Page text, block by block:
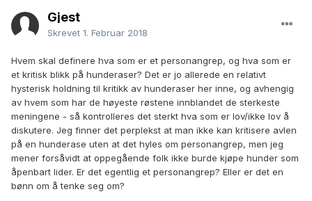
Gjest
Skrevet 1. Februar 2018
Hvem skal definere hva som er et personangrep, og hva som er
et kritisk blikk på hunderaser? Det er jo allerede en relativt
hysterisk holdning til kritikk av hunderaser her inne, og avhengig
av hvem som har de høyeste røstene innblandet de sterkeste
meningene - så kontrolleres det sterkt hva som er lov/ikke lov å
diskutere. Jeg finner det perplekst at man ikke kan kritisere avlen
på en hunderase uten at det hyles om personangrep, men jeg
mener forsåvidt at oppegående folk ikke burde kjøpe hunder som
åpenbart lider. Er det egentlig et personangrep? Eller er det en
bønn om å tenke seg om?